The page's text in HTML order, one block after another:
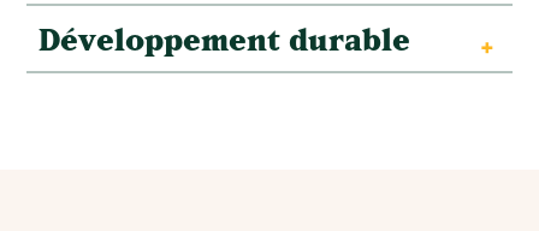
Développement durable